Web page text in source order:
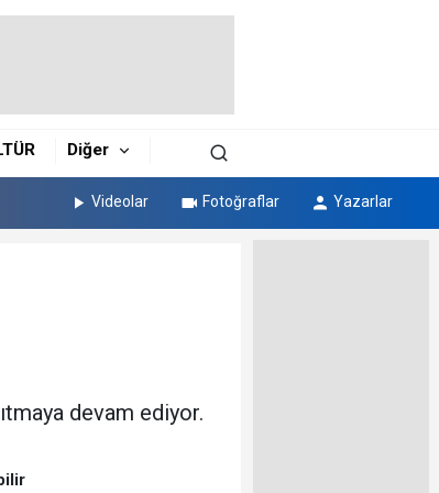
Diğer
Videolar Fotoğraflar Yazarlar
devam ediyor.